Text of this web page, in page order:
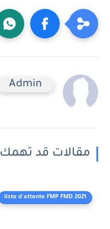
Admin
مقالات قد تهمك
liste d'attente FMP FMD 2021